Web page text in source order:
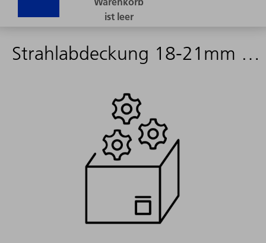
Strahlabdeckung 18-21mm gekühlt